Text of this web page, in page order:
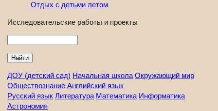
Отдых с детьми летом
Исследовательские работы и проекты
ДОУ (детский сад) Начальная школа Окружающий мир
Обществознание Английский язык
Русский язык Литература Математика Информатика
Астрономия